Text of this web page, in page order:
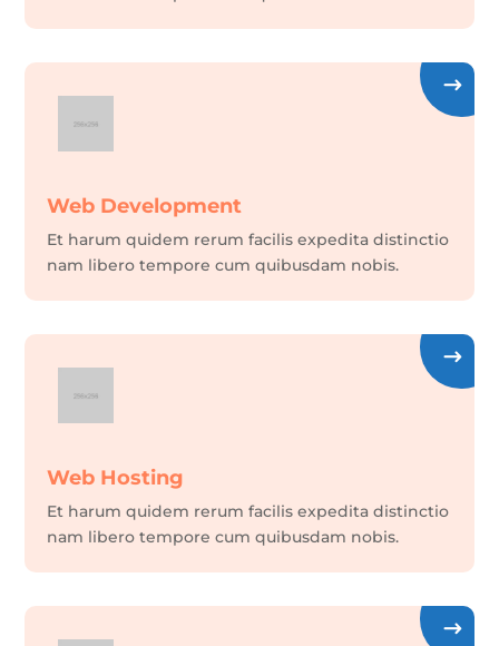
Web Development
Et harum quidem rerum facilis expedita distinctio
nam libero tempore cum quibusdam nobis.
Web Hosting
Et harum quidem rerum facilis expedita distinctio
nam libero tempore cum quibusdam nobis.